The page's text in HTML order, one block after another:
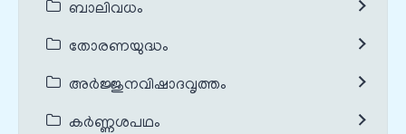
ബാലിവധം
തോരണയുദ്ധം
അർജ്ജുനവിഷാദവൃത്തം
കർണ്ണശപഥം